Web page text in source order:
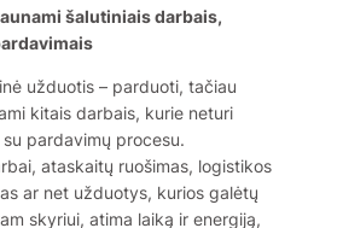
šalutiniais darbais,
užduotis – parduoti, tačiau
kitais darbais, kurie neturi
pardavimų procesu.
ataskaitų ruošimas, logistikos
ar net užduotys, kurios galėtų
skyriui, atima laiką ir energiją,